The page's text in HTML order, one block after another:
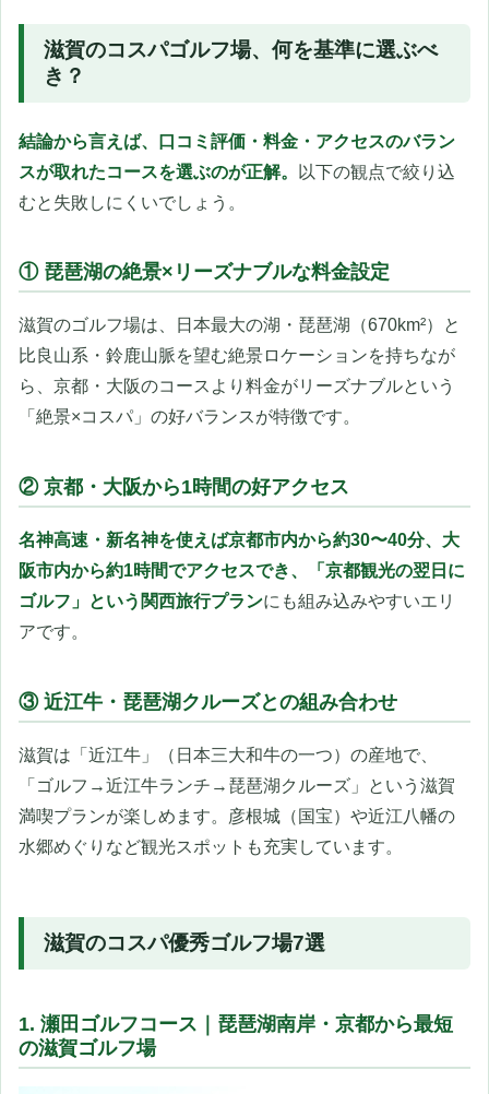
滋賀のコスパゴルフ場、何を基準に選ぶべ
き？
結論から言えば、口コミ評価・料金・アクセスのバラン
スが取れたコースを選ぶのが正解。
以下の観点で絞り込
むと失敗しにくいでしょう。
① 琵琶湖の絶景×リーズナブルな料金設定
滋賀のゴルフ場は、日本最大の湖・琵琶湖（670km²）と
比良山系・鈴鹿山脈を望む絶景ロケーションを持ちなが
ら、京都・大阪のコースより料金がリーズナブルという
「絶景×コスパ」の好バランスが特徴です。
② 京都・大阪から1時間の好アクセス
名神高速・新名神を使えば京都市内から約30〜40分、大
阪市内から約1時間でアクセスでき、「京都観光の翌日に
ゴルフ」という関西旅行プランにも組み込みやすいエリ
アです。
③ 近江牛・琵琶湖クルーズとの組み合わせ
滋賀は「近江牛」（日本三大和牛の一つ）の産地で、
「ゴルフ→近江牛ランチ→琵琶湖クルーズ」という滋賀
満喫プランが楽しめます。彦根城（国宝）や近江八幡の
水郷めぐりなど観光スポットも充実しています。
滋賀のコスパ優秀ゴルフ場7選
1. 瀬田ゴルフコース｜琵琶湖南岸・京都から最短
の滋賀ゴルフ場